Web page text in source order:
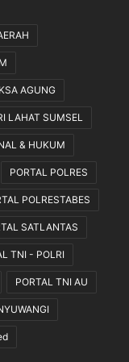
AGUNG
LAHAT SUMSEL
& HUKUM
PORTAL POLRES
POLRESTABES
SATLANTAS
TNI - POLRI
PORTAL TNI AU